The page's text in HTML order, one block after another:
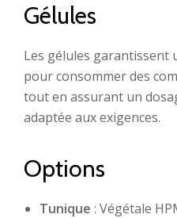
Gélules
Les gélules garantissent
pour consommer des
tout en assurant un
adaptée aux exigences.
Options
Tunique : Végétale